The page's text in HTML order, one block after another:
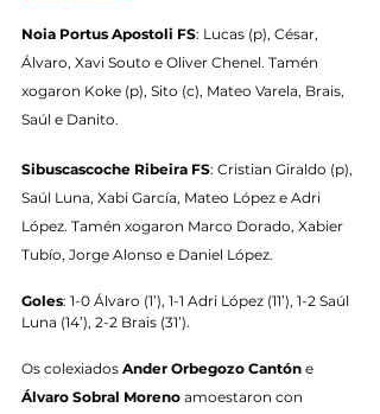
Noia Portus Apostoli FS: Lucas (p), César,
Álvaro, Xavi Souto e Oliver Chenel. Tamén
xogaron Koke (p), Sito (c), Mateo Varela, Brais,
Saúl e Danito.
Sibuscascoche Ribeira FS: Cristian Giraldo (p),
Saúl Luna, Xabi García, Mateo López e Adri
López. Tamén xogaron Marco Dorado, Xabier
Tubío, Jorge Alonso e Daniel López.
Goles: 1-0 Álvaro (1’), 1-1 Adri López (11’), 1-2 Saúl
Luna (14’), 2-2 Brais (31’).
Os colexiados Ander Orbegozo Cantón e
Álvaro Sobral Moreno amoestaron con